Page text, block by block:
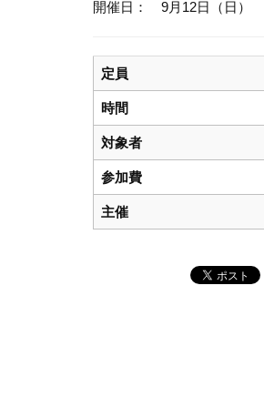
開催日： 9月12日（日）
定員
時間
対象者
参加費
主催